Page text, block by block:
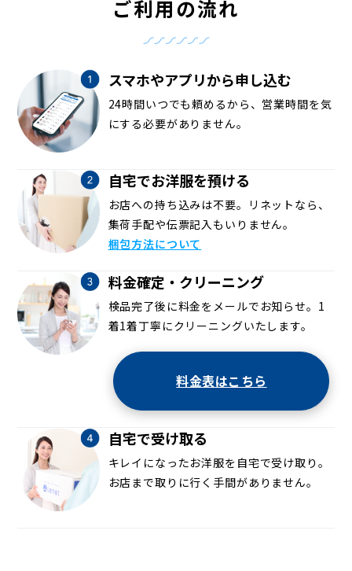
ご利用の流れ
スマホやアプリから申し込む
24時間いつでも頼めるから、営業時間を気
にする必要がありません。
自宅でお洋服を預ける
お店への持ち込みは不要。リネットなら、
集荷手配や伝票記入もいりません。
梱包方法について
料金確定・クリーニング
検品完了後に料金をメールでお知らせ。1
着1着丁寧にクリーニングいたします。
料金表はこちら
自宅で受け取る
キレイになったお洋服を自宅で受け取り。
お店まで取りに行く手間がありません。